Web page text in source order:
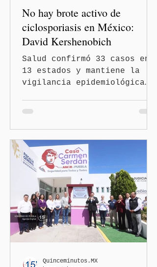
No hay brote activo de
ciclosporiasis en México:
David Kershenobich
Salud confirmó 33 casos en
13 estados y mantiene la
vigilancia epidemiológica
Kershenobich Stalnikowitz,
aseguró que en México no
existe un brote activo de
ciclosporiasis, luego de
los recientes reportes de
casos en Estados Unidos y
de viajeros del Reino Unido
que visitaron territorio
mexicano. A través de un
mensaje difundido en redes
informó que la Secretaría
Quinceminutos.MX